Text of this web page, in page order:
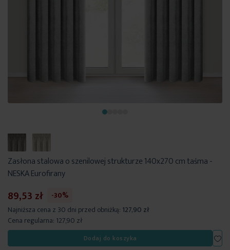
Zasłona stalowa o szenilowej strukturze 140x270 cm taśma -
NESKA Eurofirany
89,53 zł
-30%
Najniższa cena z 30 dni przed obniżką: 127,90 zł
Cena regularna: 127,90 zł
Dodaj do koszyka